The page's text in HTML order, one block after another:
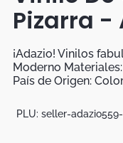
Pizarra -
¡Adazio! Vinilos
Moderno
País de Origen:
PLU: seller-
Botas